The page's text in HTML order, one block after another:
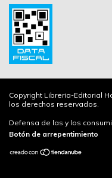
Copyright Libreria-Editorial
los derechos reservados.
Defensa de las y los
Botón de arrepentimiento